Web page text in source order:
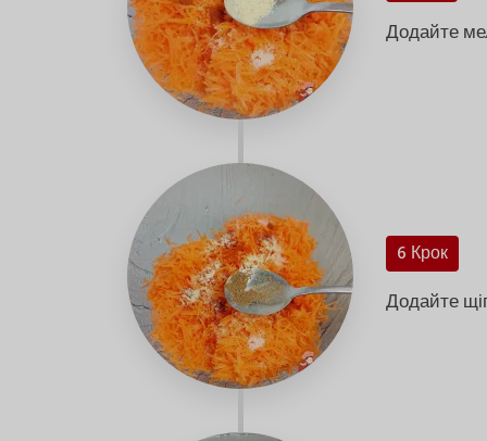
Додайте
6 Крок
Додайте